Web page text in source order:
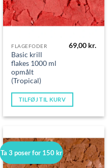
FLAGEFODER
Basic krill
flakes 1000 ml
opmålt
(Tropical)
69,00 kr.
TILFØJ TIL KURV
Ta 3 poser for 150 kr